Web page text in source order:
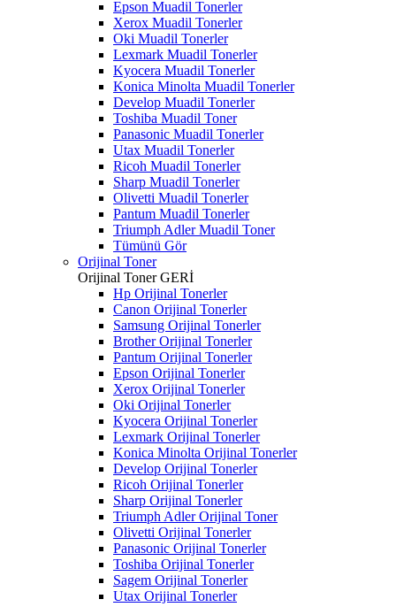
Epson Muadil Tonerler
Xerox Muadil Tonerler
Oki Muadil Tonerler
Lexmark Muadil Tonerler
Kyocera Muadil Tonerler
Konica Minolta Muadil Tonerler
Develop Muadil Tonerler
Toshiba Muadil Toner
Panasonic Muadil Tonerler
Utax Muadil Tonerler
Ricoh Muadil Tonerler
Sharp Muadil Tonerler
Olivetti Muadil Tonerler
Pantum Muadil Tonerler
Triumph Adler Muadil Toner
Tümünü Gör
Orijinal Toner
Orijinal TonerGERİ
Hp Orijinal Tonerler
Canon Orijinal Tonerler
Samsung Orijinal Tonerler
Brother Orijinal Tonerler
Pantum Orijinal Tonerler
Epson Orijinal Tonerler
Xerox Orijinal Tonerler
Oki Orijinal Tonerler
Kyocera Orijinal Tonerler
Lexmark Orijinal Tonerler
Konica Minolta Orijinal Tonerler
Develop Orijinal Tonerler
Ricoh Orijinal Tonerler
Sharp Orijinal Tonerler
Triumph Adler Orijinal Toner
Olivetti Orijinal Tonerler
Panasonic Orijinal Tonerler
Toshiba Orijinal Tonerler
Sagem Orijinal Tonerler
Utax Orijinal Tonerler